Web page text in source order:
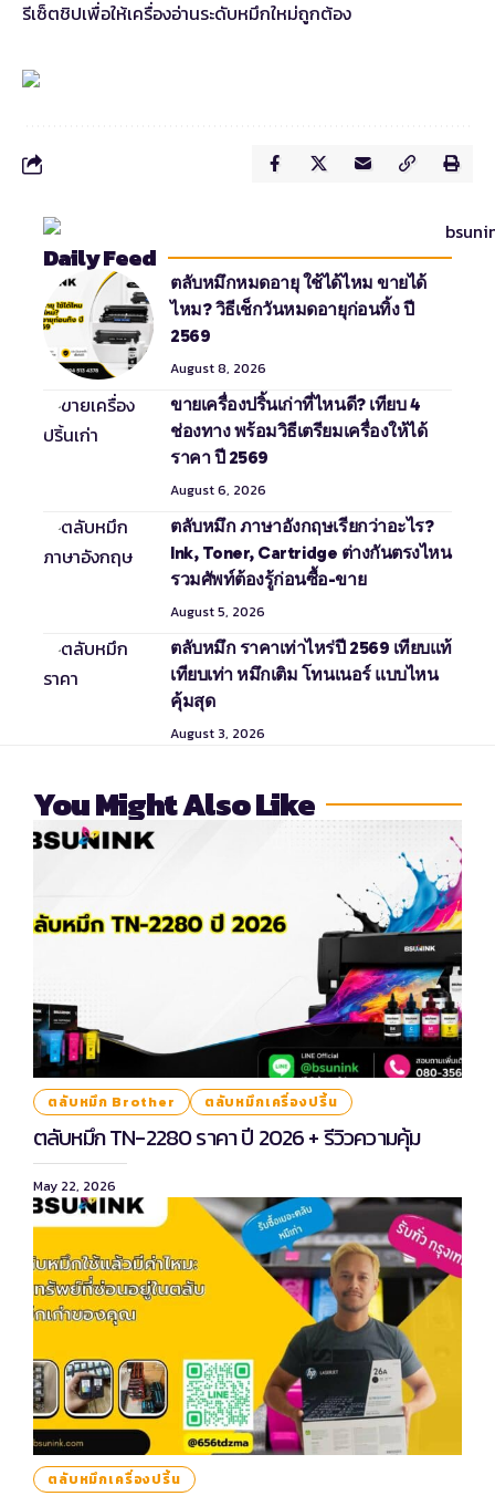
รีเซ็ตชิปเพื่อให้เครื่องอ่านระดับหมึกใหม่ถูกต้อง
Daily Feed
ตลับหมึกหมดอายุ ใช้ได้ไหม ขายได้
ไหม? วิธีเช็กวันหมดอายุก่อนทิ้ง ปี
2569
August 8, 2026
ขายเครื่องปริ้นเก่าที่ไหนดี? เทียบ 4
ช่องทาง พร้อมวิธีเตรียมเครื่องให้ได้
ราคา ปี 2569
August 6, 2026
ตลับหมึก ภาษาอังกฤษเรียกว่าอะไร?
Ink, Toner, Cartridge ต่างกันตรงไหน
รวมศัพท์ต้องรู้ก่อนซื้อ-ขาย
August 5, 2026
ตลับหมึก ราคาเท่าไหร่ปี 2569 เทียบแท้
เทียบเท่า หมึกเติม โทนเนอร์ แบบไหน
คุ้มสุด
August 3, 2026
You Might Also Like
ตลับหมึก Brother ตลับหมึกเครื่องปริ้น
ตลับหมึก TN-2280 ราคา ปี 2026 + รีวิวความคุ้ม
May 22, 2026
ตลับหมึกเครื่องปริ้น